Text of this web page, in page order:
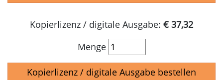
Kopierlizenz / digitale Ausgabe: € 37,32
Menge
Kopierlizenz / digitale Ausgabe bestellen